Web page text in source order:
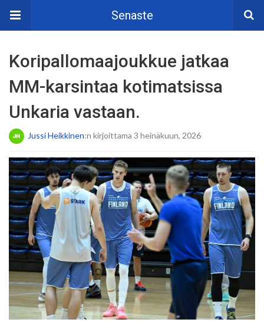
Senaste
Koripallomaajoukkue jatkaa
MM-karsintaa kotimatsissa
Unkaria vastaan.
Jussi Heikkinen:n kirjoittama 3 heinäkuun, 2026